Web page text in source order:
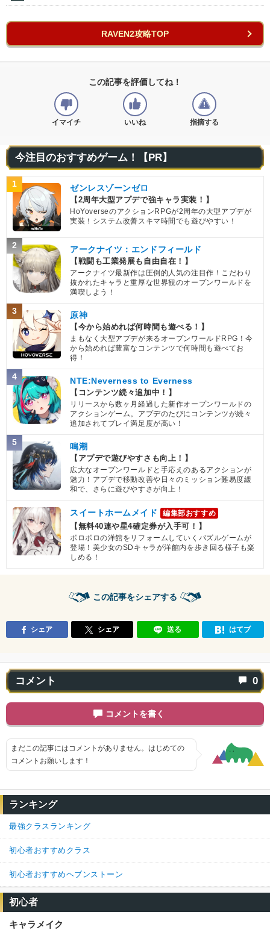
RAVEN2攻略TOP
この記事を評価してね！
イマイチ いいね 指摘する
今注目のおすすめゲーム！【PR】
1 ゼンレスゾーンゼロ
【2周年大型アプデで強キャラ実装！】
HoYoverseのアクションRPGが2周年の大型アプデが
実装！システム改善スキマ時間でも遊びやすい！
2 アークナイツ：エンドフィールド
【戦闘も工業発展も自由自在！】
アークナイツ最新作は圧倒的人気の注目作！こだわり
抜かれたキャラと重厚な世界観のオープンワールドを
満喫しよう！
3 原神
【今から始めれば何時間も遊べる！】
まもなく大型アプデが来るオープンワールドRPG！今
から始めれば豊富なコンテンツで何時間も遊べてお
得！
4 NTE:Neverness to Everness
【コンテンツ続々追加中！】
リリースから数ヶ月経過した新作オープンワールドの
アクションゲーム。アプデのたびにコンテンツが続々
追加されてプレイ満足度が高い！
5 鳴潮
【アプデで遊びやすさも向上！】
広大なオープンワールドと手応えのあるアクションが
魅力！アプデで移動改善や日々のミッション難易度緩
和で、さらに遊びやすさが向上！
スイートホームメイド 編集部おすすめ
【無料40連や星4確定券が入手可！】
ボロボロの洋館をリフォームしていくパズルゲームが
登場！美少女のSDキャラが洋館内を歩き回る様子も楽
しめる！
この記事をシェアする
シェア シェア 送る はてブ
コメント 0
コメントを書く
まだこの記事にはコメントがありません。はじめての
コメントお願いします！
ランキング
最強クラスランキング
初心者おすすめクラス
初心者おすすめヘブンストーン
初心者
キャラメイク